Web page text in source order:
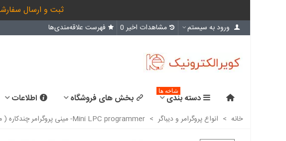
ثبت و ارسال
ورود به سیستم مشاهدات اخیر 0 فهرست علاقه‌مندی‌ها
دسته بندی
شاخه ها
بخش های فروشگاه اطلاعات
خانه > انواع پروگرامر و دیباگر > Mini LPC programmer- مینی پروگرامر چندکاره ( مبدل USB / TTL / RS232 / RS485)